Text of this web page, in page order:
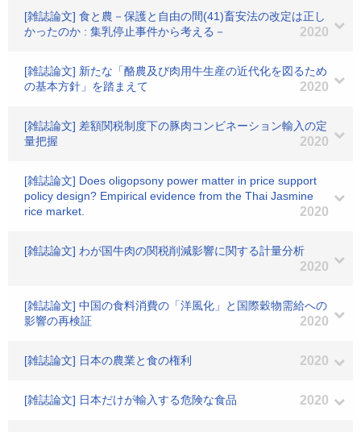
[雑誌論文] 食と農－保護と自由の間(41)畜安法の改定は正し
かったのか : 集乳停止事件から考える－
2020
[雑誌論文] 新たな「酪農及び肉用牛生産の近代化を図るため
の基本方針」を踏まえて
2020
[雑誌論文] 差額関税制度下の豚肉コンビネーション輸入の定
量把握
2020
[雑誌論文] Does oligopsony power matter in price support
policy design? Empirical evidence from the Thai Jasmine
rice market.
2020
[雑誌論文] わが国牛肉の関税削減影響に関する計量分析
2020
[雑誌論文] 中国の食料消費の「洋風化」と国際穀物需給への
影響の再検証
2020
[雑誌論文] 日本の農業と食の権利 2020
[雑誌論文] 日本だけが輸入する危険な食品 2020